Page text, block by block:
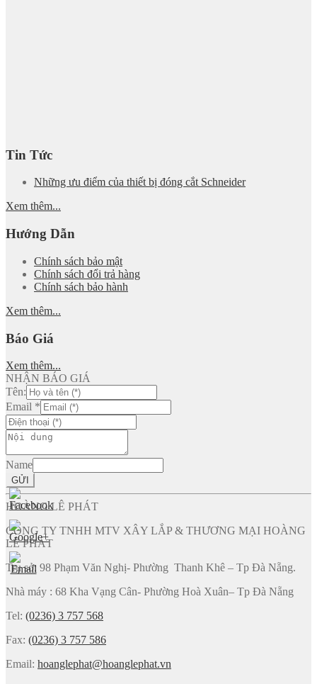
Tin Tức
Những ưu điểm của thiết bị đóng cắt Schneider
Xem thêm...
Hướng Dẫn
Chính sách bảo mật
Chính sách đổi trả hàng
Chính sách bảo hành
Xem thêm...
Báo Giá
Xem thêm...
NHẬN BÁO GIÁ
Tên:
Email *
Name
GỬI
HOÀNG LÊ PHÁT
CÔNG TY TNHH MTV XÂY LẮP & THƯƠNG MẠI HOÀNG
LÊ PHÁT
Trụ sở: 98 Phạm Văn Nghị- Phường Thanh Khê – Tp Đà Nẵng.
Nhà máy : 68 Kha Vạng Cân- Phường Hoà Xuân– Tp Đà Nẵng
Tel: (0236) 3 757 568
Fax: (0236) 3 757 586
Email: hoanglephat@hoanglephat.vn